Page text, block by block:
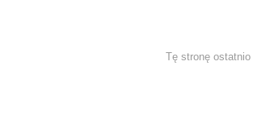
Tę stronę